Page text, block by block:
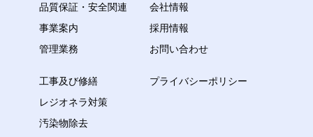
品質保証・安全関連
事業案内
管理業務
工事及び修繕
レジオネラ対策
汚染物除去
会社情報
採用情報
お問い合わせ
プライバシーポリシー